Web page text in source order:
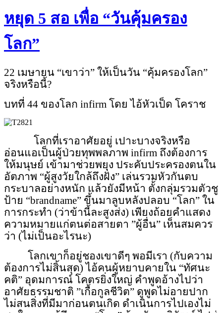
หยุด 5 สอ เพื่อ “วันคุ้มครอง
โลก”
22 เมษายน “เขาว่า” ให้เป็นวัน “คุ้มครองโลก”
จริงหรือนี้?
บทที่ 44 ของโลก infirm โดย ไอ้หัวเป็ด โคราช
โลกที่เราอาศัยอยู่ เปาะบางจริงหรือ
อ่อนแอเป็นผู้ป่วยทุพพลภาพ infirm ถึงต้องการ
ให้มนุษย์ เข้ามาช่วยพยุง ประคับประครองตนใน
อัตภาพ “ผู้สูงวัยใกล้ถึงฝั่ง” เล่นรวมหัวกันตบ
กระบาลอย่างหนัก แล้วยังมีหน้า ตั้งกลุ่มรวมตัวชู
ป้าย “brandname” ขึ้นมาลูบหลังปลอบ “โลก” ใน
การกระทำ (ว่าข้านี้ละสูงส่ง) เพียงถ้อยคำแสดง
ความหมายแก่ตนต่อสายตา ”ผู้อื่น” เห็นสมควร
ว่า (ไม่เป็นอะไรนะ)
โลกเขาก็อยู่ชองเขาดีๆ พอมีเรา (กับความ
ต้องการไม่สิ้นสุด) ไอ้คนผู้หยาบคายใน “ทัศนะ
คติ” อุดมการณ์ โคตรยิ่งใหญ่ คำพูดอ้างไปว่า
อาศัยธรรมชาติ ”เกื้อกูลชีวิต” ดูพูดไม่อายปาก
ไม่สนสิ่งที่มีมาก่อนตนเกิด ดำเนินการไปเองไม่